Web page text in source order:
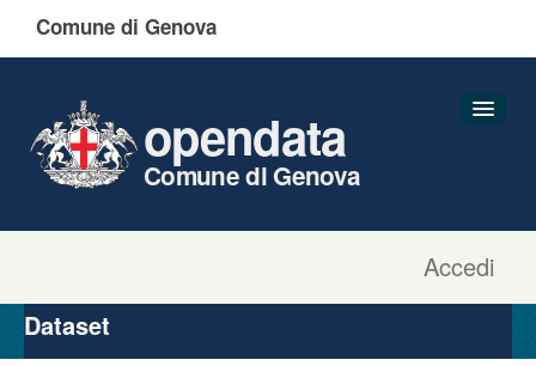
Comune di Genova
Accedi
opendata
Comune di Genova
Organizzazioni
Gruppi
Dataset